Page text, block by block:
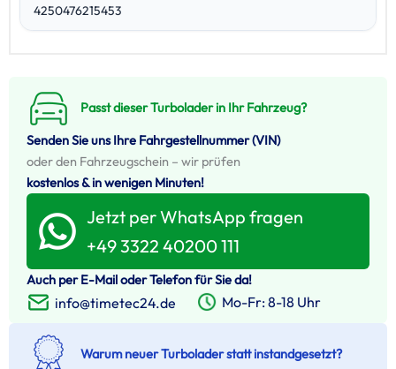
4250476215453
Passt dieser Turbolader in Ihr Fahrzeug?
Senden Sie uns Ihre Fahrgestellnummer (VIN)
oder den Fahrzeugschein – wir prüfen
kostenlos & in wenigen Minuten!
Jetzt per WhatsApp fragen
+49 3322 40200 111
Auch per E-Mail oder Telefon für Sie da!
info@timetec24.de Mo-Fr: 8-18 Uhr
Warum neuer Turbolader statt instandgesetzt?